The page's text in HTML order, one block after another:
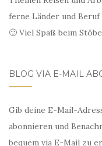
ferne Länder und
🙂 Viel Spaß beim
BLOG VIA E-MAIL
Gib deine E-Mail-
abonnieren und
bequem via E-Mail zu